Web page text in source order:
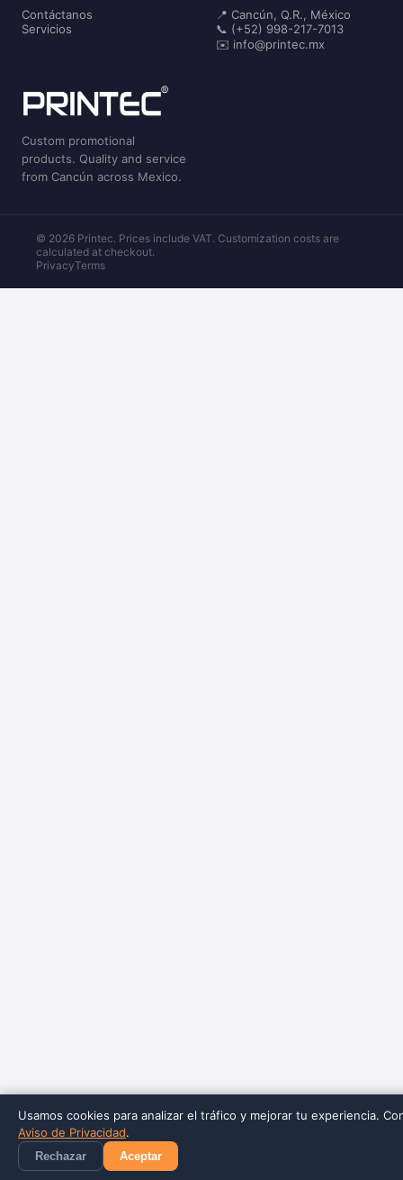
Usamos cookies para analizar el tráfico y mejorar tu experiencia.
Aviso de Privacidad.
Rechazar Aceptar
Contáctanos
Servicios
📍 Cancún, Q.R., México
📞 (+52) 998-217-7013
✉️ info@printec.mx
Custom promotional
products. Quality and service
from Cancún across Mexico.
© 2026 Printec. Prices include VAT. Customization costs are
calculated at checkout.
PrivacyTerms